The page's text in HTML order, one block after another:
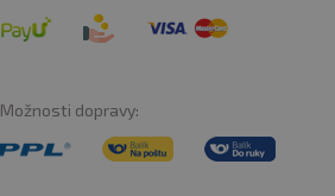
Možnosti dopravy: